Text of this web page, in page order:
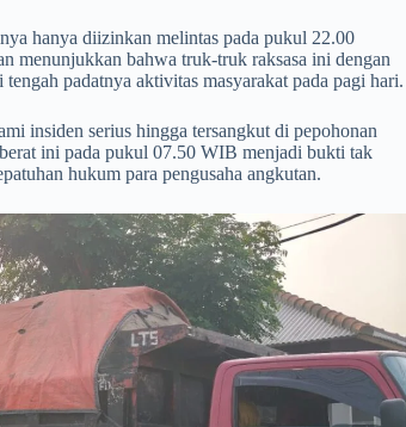
hanya diizinkan melintas pada pukul 22.00
menunjukkan bahwa truk-truk raksasa ini dengan
padatnya aktivitas masyarakat pada pagi hari.
insiden serius hingga tersangkut di pepohonan
ini pada pukul 07.50 WIB menjadi bukti tak
hukum para pengusaha angkutan.